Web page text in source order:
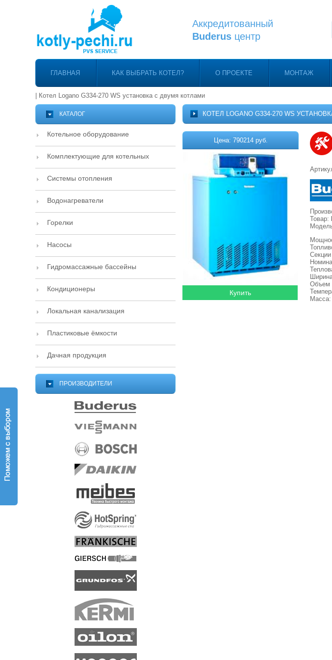
Аккредитованный
Buderus центр
ГЛАВНАЯ КАК ВЫБРАТЬ КОТЕЛ? О ПРОЕКТЕ МОНТАЖ
Котел Logano G334-270 WS установка с двумя котлами
КАТАЛОГ
Котельное оборудование
Комплектующие для котельных
Системы отопления
Водонагреватели
Горелки
Насосы
Гидромассажные бассейны
Кондиционеры
Локальная канализация
Пластиковые ёмкости
Дачная продукция
ПРОИЗВОДИТЕЛИ
КОТЕЛ LOGANO G334-270 WS
Цена: 790214 руб.
Товар:
Объем
Масса: